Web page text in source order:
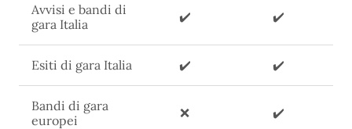
Avvisi e bandi di
gara Italia
✔️ ✔️
Esiti di gara Italia ✔️ ✔️
Bandi di gara
europei
❌ ✔️